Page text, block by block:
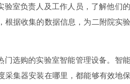
室负责人及工作人员，了解他们
据收集的数据信息，为二附院实
选购的实验室智能管理设备。智
集器安装在哪里，都能够有效地